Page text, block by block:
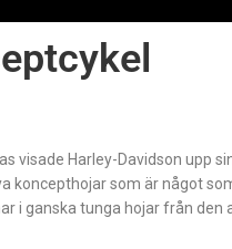
visade Harley-Davidson upp
koncepthojar som är något
i ganska tunga hojar från den